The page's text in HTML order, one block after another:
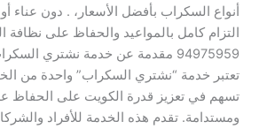
أنواع السكراب بأفضل الأسعار، . دون عناء أو
التزام كامل بالمواعيد والحفاظ على نظافة
94975959 مقدمة عن خدمة نشتري
تعتبر خدمة “نشتري السكراب” واحدة من
تسهم في تعزيز قدرة الكويت على الحفاظ
ومستدامة. تقدم هذه الخدمة للأفراد